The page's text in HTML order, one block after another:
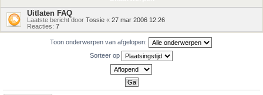
Uitlaten FAQ
Laatste bericht door Tossie « 27 mar 2006 12:26
Reacties: 7
Toon onderwerpen van afgelopen:
Sorteer op